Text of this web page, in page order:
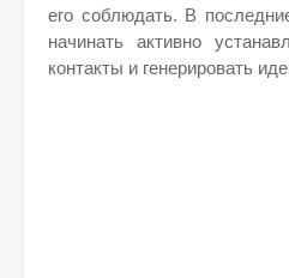
его соблюдать. В
начинать активно
контакты и генерировать